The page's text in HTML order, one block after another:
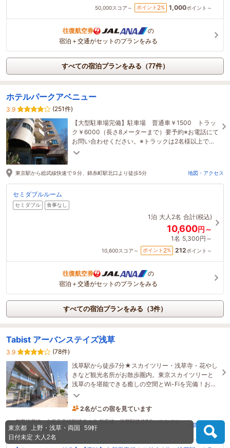
東京都 上野・浅草・両国
59軒
日付未定 大人2名
50,000スコア～ ポイント 2% 1,000ポイント～
往復航空券
の
宿泊＋交通がセットのプランをみる
すべての宿泊プランをみる（77件）
ホテルパークアベニュー
3.9
(251件)
【大型駐車場完備】駐車場 普通車￥1500 トラッ
ク￥6000（長さ8メーターまで）要予約※お電話にて
お問い合わせください。※トラックは2名様以上での
ご予約にて承ります。※最終チェックイン24時
東京駅から総武線快速で９分、錦糸町駅北口より徒歩5分 地図・アクセス
セミダブルルーム
セミダブル 食事なし
1泊 大人2名 合計(税込)
10,600円～
1名 5,300円～
10,600スコア～ ポイント 2% 212ポイント～
往復航空券
の
宿泊＋交通がセットのプランをみる
すべての宿泊プランをみる（3件）
Tabist アーバンステイズ浅草
3.9
(78件)
浅草駅から徒歩7分★スカイツリー・浅草寺・花やし
きなど観光名所がお散歩圏内。東京スカイツリーと
浅草のを堪能できる癒しの空間とWi-Fiを完備！お客
様が快適に過ごせる空間を提供しております
1時間前に予約されました
都営浅草線 本所吾妻橋駅徒歩４分 銀座線 浅草駅徒歩7分 スカイツ
リー前駅 徒歩10分
地図・アクセス